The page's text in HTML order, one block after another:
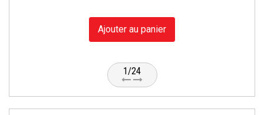
Ajouter au panier
1/24